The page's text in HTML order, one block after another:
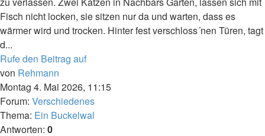
Fisch nicht locken, sie sitzen nur da und warten, dass es
wärmer wird und trocken. Hinter fest verschloss´nen Türen, tagt
d...
Rufe den Beitrag auf
von Rehmann
Montag 4. Mai 2026, 11:15
Forum: Verschiedenes
Thema: Ein Buckelwal
Antworten: 0